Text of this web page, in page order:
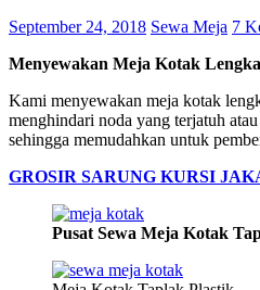
September 24, 2018 Sewa Meja 7
Menyewakan Meja Kotak
Kami menyewakan meja kotak
menghindari noda yang terjatuh
sehingga memudahkan untuk
GROSIR SARUNG KURSI
Pusat Sewa Meja Kotak